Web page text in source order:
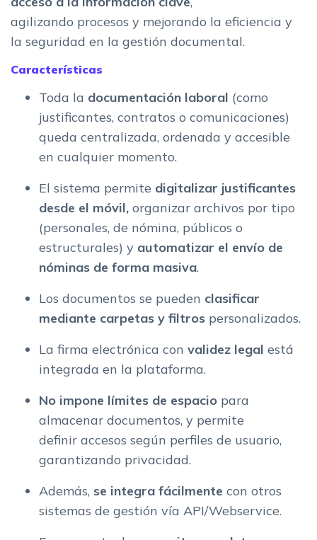
agilizando procesos y mejorando la eficiencia y
la seguridad en la gestión documental.
Características
Toda la documentación laboral (como
justificantes, contratos o comunicaciones)
queda centralizada, ordenada y accesible
en cualquier momento.
El sistema permite digitalizar justificantes
desde el móvil, organizar archivos por tipo
(personales, de nómina, públicos o
estructurales) y automatizar el envío de
nóminas de forma masiva.
Los documentos se pueden clasificar
mediante carpetas y filtros personalizados.
La firma electrónica con validez legal está
integrada en la plataforma.
No impone límites de espacio para
almacenar documentos, y permite
definir accesos según perfiles de usuario,
garantizando privacidad.
Además, se integra fácilmente con otros
sistemas de gestión vía API/Webservice.